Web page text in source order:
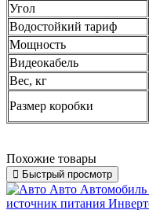
Угол
Водостойкий тариф
Мощность
Видеокабель
Вес, кг
Размер коробки
Похожие товары
Быстрый просмотр